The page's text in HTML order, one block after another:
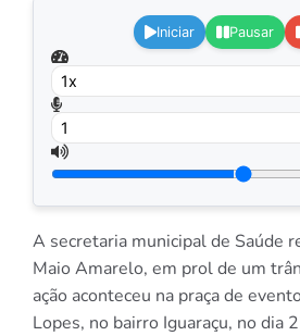
Iniciar Pausar
A secretaria municipal de Saúde
Maio Amarelo, em prol de um
ação aconteceu na praça de
Lopes, no bairro Iguaraçu, no dia